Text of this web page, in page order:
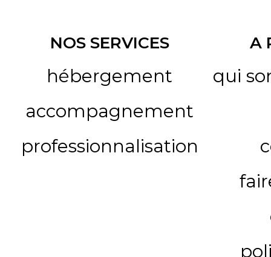
NOS SERVICES
hébergement
accompagnement
professionnalisation
A
qui